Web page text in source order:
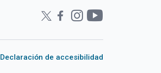
Declaración de accesibilidad